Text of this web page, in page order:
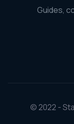
Guides,
© 2022 -